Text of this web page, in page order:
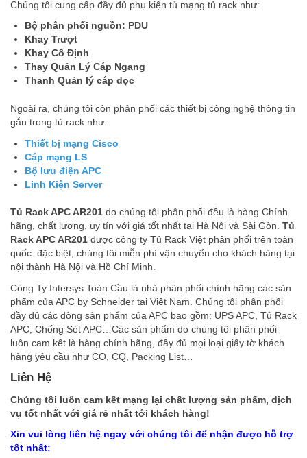
Chúng tôi cung cấp đầy đủ phụ kiện tủ mạng tủ rack như:
Bộ phân phối nguồn: PDU
Khay Trượt
Khay Cố Định
Thay Quản Lý Cáp Ngang
Thanh Quản lý cáp dọc
Ngoài ra, chúng tôi còn phân phối các thiết bị công nghệ thông tin
gắn trong tủ rack như:
Thiết bị mạng Cisco
Cáp mạng LS
Bộ lưu điện APC
Linh Kiện Server
Tủ Rack APC AR201 do chúng tôi phân phối đều là hàng Chính
hãng, chất lượng, uy tín với giá tốt nhất tại Hà Nội và Sài Gòn. Tủ
Rack APC AR201 được công ty Tủ Rack Việt phân phối trên toàn
quốc. đặc biệt, chúng tôi miễn phí vận chuyển cho khách hàng tại
nội thành Hà Nội và Hồ Chí Minh.
Công Ty Intersys Toàn Cầu là nhà phân phối chính hãng các sản
phẩm của APC by Schneider tại Việt Nam. Chúng tôi phân phối
đầy đủ các dòng sản phẩm của APC bao gồm: UPS APC, Tủ Rack
APC, Chống Sét APC…Các sản phẩm do chúng tôi phân phối
luôn cam kết là hàng chính hãng, đầy đủ mọi loại giấy tờ khách
hàng yêu cầu như CO, CQ, Packing List…
Liên Hệ
Chúng tôi luôn cam kết mạng lại chất lượng sản phẩm, dịch
vụ tốt nhất với giá rẻ nhất tới khách hàng!
Xin vui lòng liên hệ ngay với chúng tôi để nhận được hỗ trợ
tốt nhất: